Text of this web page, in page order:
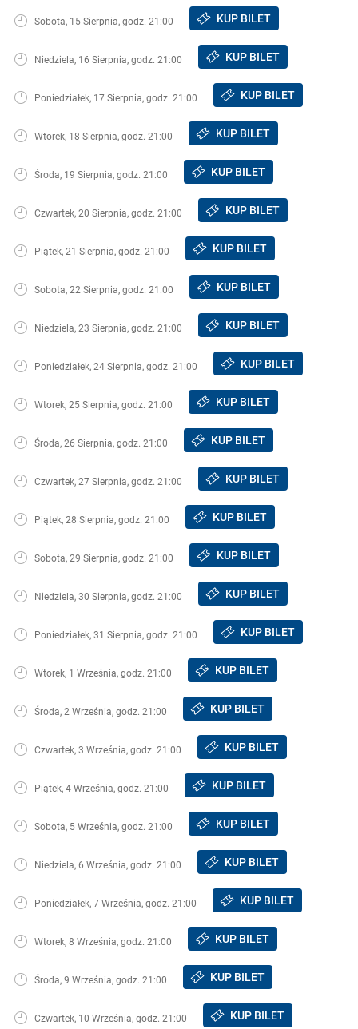
Sobota, 15 Sierpnia, godz. 21:00 KUP BILET
Niedziela, 16 Sierpnia, godz. 21:00 KUP BILET
Poniedziałek, 17 Sierpnia, godz. 21:00 KUP BILET
Wtorek, 18 Sierpnia, godz. 21:00 KUP BILET
Środa, 19 Sierpnia, godz. 21:00 KUP BILET
Czwartek, 20 Sierpnia, godz. 21:00 KUP BILET
Piątek, 21 Sierpnia, godz. 21:00 KUP BILET
Sobota, 22 Sierpnia, godz. 21:00 KUP BILET
Niedziela, 23 Sierpnia, godz. 21:00 KUP BILET
Poniedziałek, 24 Sierpnia, godz. 21:00 KUP BILET
Wtorek, 25 Sierpnia, godz. 21:00 KUP BILET
Środa, 26 Sierpnia, godz. 21:00 KUP BILET
Czwartek, 27 Sierpnia, godz. 21:00 KUP BILET
Piątek, 28 Sierpnia, godz. 21:00 KUP BILET
Sobota, 29 Sierpnia, godz. 21:00 KUP BILET
Niedziela, 30 Sierpnia, godz. 21:00 KUP BILET
Poniedziałek, 31 Sierpnia, godz. 21:00 KUP BILET
Wtorek, 1 Września, godz. 21:00 KUP BILET
Środa, 2 Września, godz. 21:00 KUP BILET
Czwartek, 3 Września, godz. 21:00 KUP BILET
Piątek, 4 Września, godz. 21:00 KUP BILET
Sobota, 5 Września, godz. 21:00 KUP BILET
Niedziela, 6 Września, godz. 21:00 KUP BILET
Poniedziałek, 7 Września, godz. 21:00 KUP BILET
Wtorek, 8 Września, godz. 21:00 KUP BILET
Środa, 9 Września, godz. 21:00 KUP BILET
Czwartek, 10 Września, godz. 21:00 KUP BILET